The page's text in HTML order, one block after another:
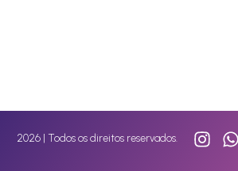
Benício Fagner | Identidade Visual
2026 | Todos os direitos reservados.